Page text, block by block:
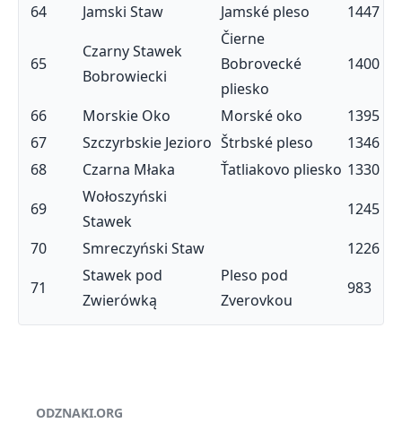
64
Jamski Staw Jamské pleso 1447
65
Czarny Stawek
Bobrowiecki
Čierne
Bobrovecké
pliesko
1400
66 Morskie Oko Morské oko
1395
67
Szczyrbskie Jezioro Štrbské pleso
1346
68
Czarna Młaka Ťatliakovo pliesko 1330
69
Wołoszyński
Stawek
1245
70
Smreczyński Staw
1226
71
Stawek pod
Zwierówką
Pleso pod
Zverovkou
983
ODZNAKI.ORG